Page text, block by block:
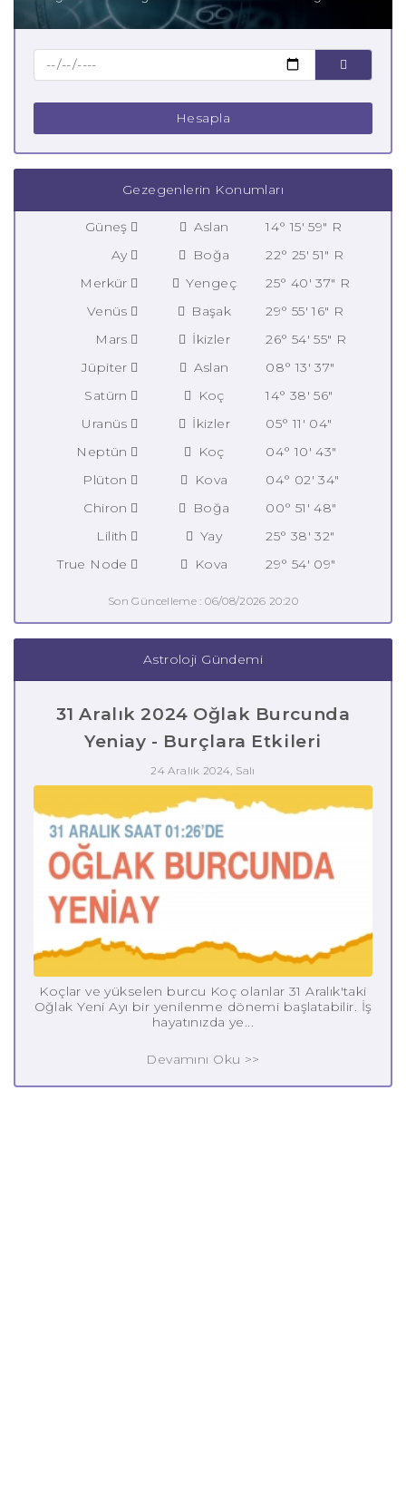
Hesapla
Gezegenlerin Konumları
Güneş Aslan
14° 15' 59" R
Ay
Boğa
22° 25' 51" R
Merkür
Yengeç
25° 40' 37" R
Venüs
Başak
29° 55' 16" R
Mars
İkizler
26° 54' 55" R
Jüpiter
Aslan
08° 13' 37"
Satürn
Koç
14° 38' 56"
Uranüs
İkizler
05° 11' 04"
Neptün
Koç
04° 10' 43"
Plüton
Kova
04° 02' 34"
Chiron
Boğa
00° 51' 48"
Lilith
Yay
25° 38' 32"
True Node
Kova 29° 54' 09"
Son Güncelleme : 06/08/2026 20:20
Astroloji Gündemi
31 Aralık 2024 Oğlak Burcunda
Yeniay - Burçlara Etkileri
24 Aralık 2024, Salı
Koçlar ve yükselen burcu Koç olanlar 31 Aralık'taki
Oğlak Yeni Ayı bir yenilenme dönemi başlatabilir. İş
hayatınızda ye...
Devamını Oku >>